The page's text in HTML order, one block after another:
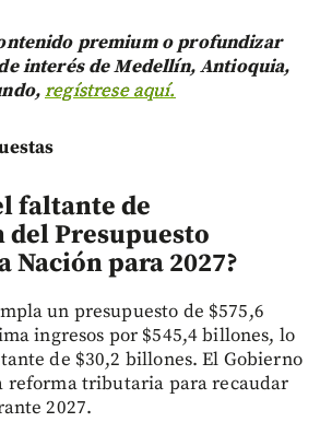
premium o profundizar
interés de Medellín, Antioquia,
regístrese aquí.
faltante de
Presupuesto
Nación para 2027?
un presupuesto de $575,6
ingresos por $545,4 billones, lo
de $30,2 billones. El Gobierno
reforma tributaria para recaudar
2027.